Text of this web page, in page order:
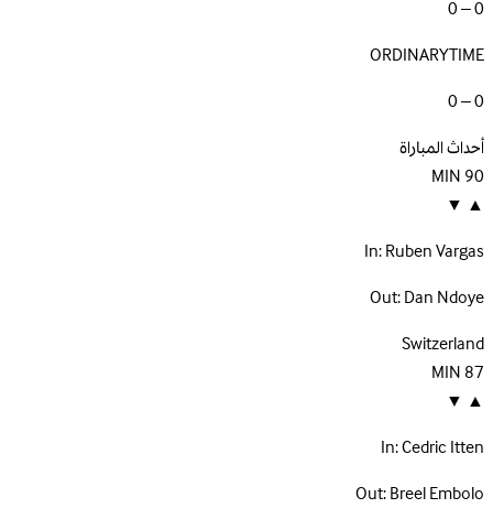
0 – 0
ORDINARYTIME
0 – 0
أحداث المباراة
90
MIN
▲
▼
In:Ruben Vargas
Out:Dan Ndoye
Switzerland
87
MIN
▲
▼
In:Cedric Itten
Out:Breel Embolo